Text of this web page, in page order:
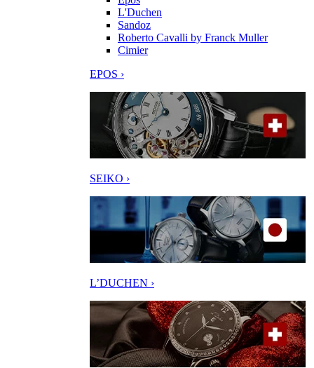
L'Duchen
Sandoz
Roberto Cavalli by Franck Muller
Cimier
EPOS ›
SEIKO ›
L’DUCHEN ›